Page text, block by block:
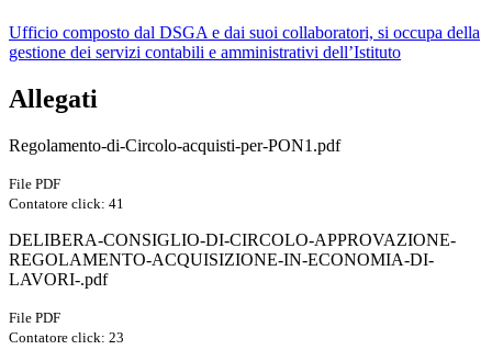
Ufficio composto dal DSGA e dai suoi collaboratori, si occupa della
gestione dei servizi contabili e amministrativi dell’Istituto
Allegati
Regolamento-di-Circolo-acquisti-per-PON1.pdf
File PDF
Contatore click: 41
DELIBERA-CONSIGLIO-DI-CIRCOLO-APPROVAZIONE-
REGOLAMENTO-ACQUISIZIONE-IN-ECONOMIA-DI-
LAVORI-.pdf
File PDF
Contatore click: 23